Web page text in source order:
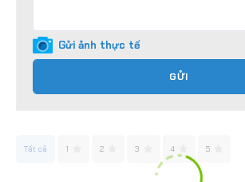
Gửi ảnh thực tế
GỬI
Tất cả 1 2 3 4 5